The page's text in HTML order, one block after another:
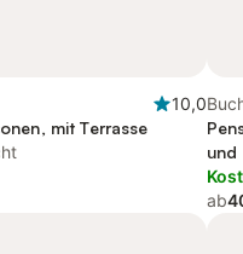
10,0
mit Terrasse
und
ab